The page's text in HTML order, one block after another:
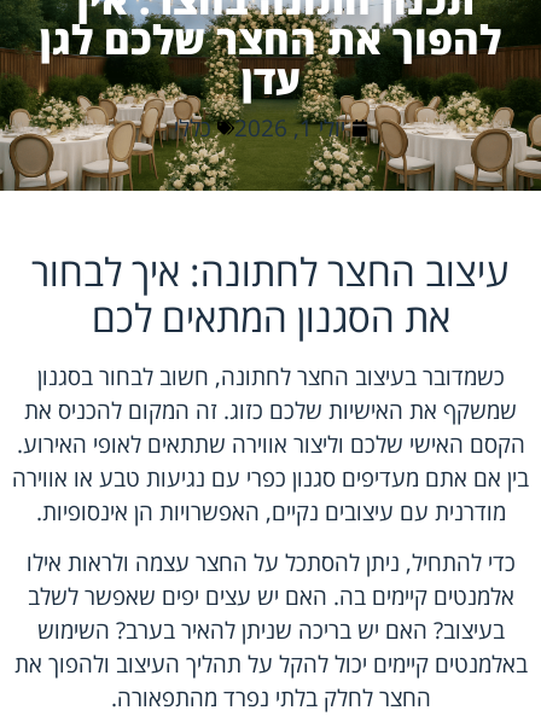
להפוך את החצר שלכם לגן
עדן
יולי 1, 2026 כללי
עיצוב החצר לחתונה: איך לבחור
את הסגנון המתאים לכם
כשמדובר בעיצוב החצר לחתונה, חשוב לבחור בסגנון
שמשקף את האישיות שלכם כזוג. זה המקום להכניס את
הקסם האישי שלכם וליצור אווירה שתתאים לאופי האירוע.
בין אם אתם מעדיפים סגנון כפרי עם נגיעות טבע או אווירה
מודרנית עם עיצובים נקיים, האפשרויות הן אינסופיות.
כדי להתחיל, ניתן להסתכל על החצר עצמה ולראות אילו
אלמנטים קיימים בה. האם יש עצים יפים שאפשר לשלב
בעיצוב? האם יש בריכה שניתן להאיר בערב? השימוש
באלמנטים קיימים יכול להקל על תהליך העיצוב ולהפוך את
החצר לחלק בלתי נפרד מהתפאורה.